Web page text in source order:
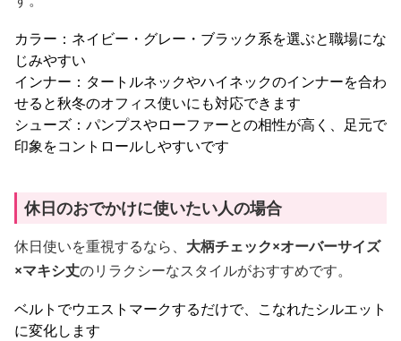
カラー：ネイビー・グレー・ブラック系を選ぶと職場にな
じみやすい
インナー：タートルネックやハイネックのインナーを合わ
せると秋冬のオフィス使いにも対応できます
シューズ：パンプスやローファーとの相性が高く、足元で
印象をコントロールしやすいです
休日のおでかけに使いたい人の場合
休日使いを重視するなら、 大柄チェック×オーバーサイズ
×マキシ丈のリラクシーなスタイルがおすすめです。
ベルトでウエストマークするだけで、こなれたシルエット
に変化します